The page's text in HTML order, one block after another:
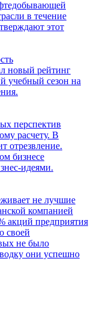
в течение
этот
новый рейтинг
учебный сезон на
перспектив
расчету. В
отрезвление.
бизнесе
идеями.
не лучшие
компанией
акций предприятия
своей
не было
они успешно